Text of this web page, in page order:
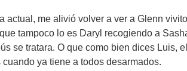
actual, me alivió volver a ver a Glenn
tampoco lo es Daryl recogiendo a
se tratara. O que como bien dices Luis,
ya tiene a todos desarmados.